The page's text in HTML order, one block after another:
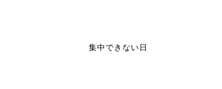
集中できない日